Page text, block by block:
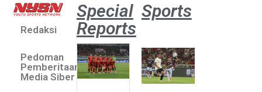
Redaksi
Pedoman
Pemberitaan
Media Siber
Special
Reports
Sports